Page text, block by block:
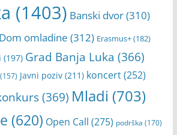
(1403) Banski dvor(310)
Dom omladine (312) Erasmus+(182)
(197) Grad Banja Luka (366)
(157) Javni poziv(211) koncert(252)
(369) Mladi (703)
(620) Open Call (275) podrška (170)